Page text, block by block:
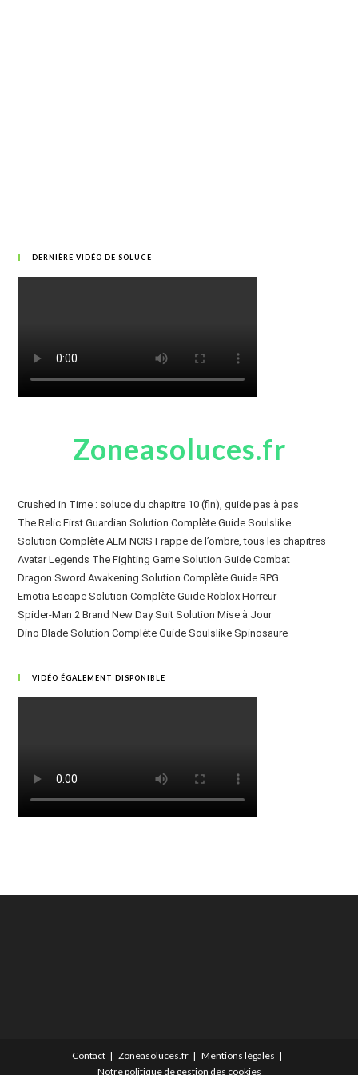
DERNIÈRE VIDÉO DE SOLUCE
Zoneasoluces.fr
Crushed in Time : soluce du chapitre 10 (fin), guide pas à pas
The Relic First Guardian Solution Complète Guide Soulslike
Solution Complète AEM NCIS Frappe de l’ombre, tous les chapitres
Avatar Legends The Fighting Game Solution Guide Combat
Dragon Sword Awakening Solution Complète Guide RPG
Emotia Escape Solution Complète Guide Roblox Horreur
Spider-Man 2 Brand New Day Suit Solution Mise à Jour
Dino Blade Solution Complète Guide Soulslike Spinosaure
VIDÉO ÉGALEMENT DISPONIBLE
Contact Zoneasoluces.fr
Mentions légales
Notre politique de gestion des cookies